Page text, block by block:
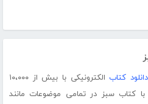
دانلود کتاب
الکترونیکی با بیش از ۱۰،۰۰۰
کتاب سبز در تمامی موضوعات مانند